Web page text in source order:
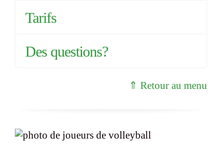
Tarifs
Des questions?
⇑ Retour au menu